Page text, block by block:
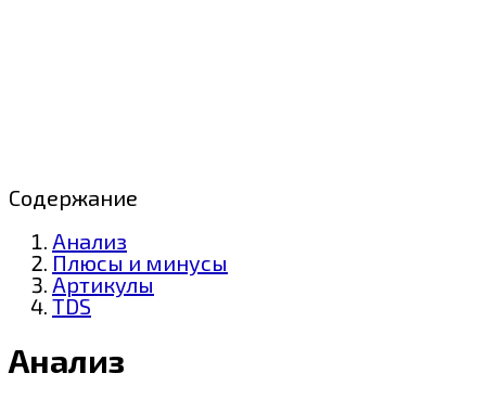
Содержание
Анализ
Плюсы и минусы
Артикулы
TDS
Анализ